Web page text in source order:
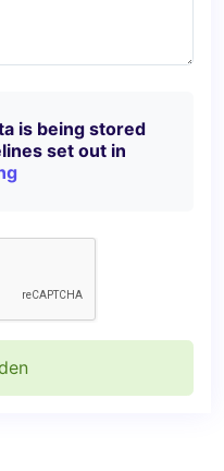
is being stored
set out in